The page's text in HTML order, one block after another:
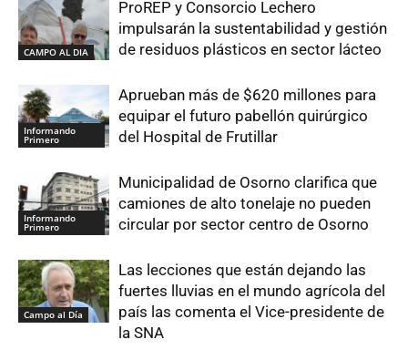
CAMPO AL DIA
ProREP y Consorcio Lechero
impulsarán la sustentabilidad y gestión
de residuos plásticos en sector lácteo
Informando
Primero
Aprueban más de $620 millones para
equipar el futuro pabellón quirúrgico
del Hospital de Frutillar
Informando
Primero
Municipalidad de Osorno clarifica que
camiones de alto tonelaje no pueden
circular por sector centro de Osorno
Campo al Día
Las lecciones que están dejando las
fuertes lluvias en el mundo agrícola del
país las comenta el Vice-presidente de
la SNA